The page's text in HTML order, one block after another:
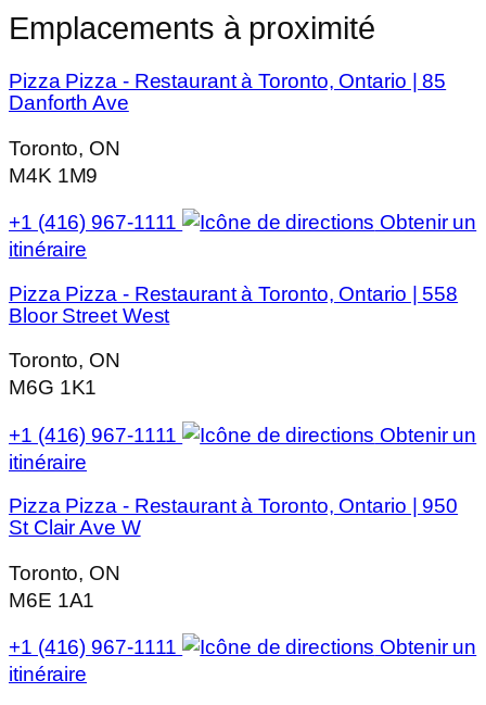
Emplacements à proximité
Pizza Pizza - Restaurant à Toronto, Ontario | 85
Danforth Ave
Toronto, ON
M4K 1M9
+1 (416) 967-1111
Obtenir un
itinéraire
Pizza Pizza - Restaurant à Toronto, Ontario | 558
Bloor Street West
Toronto, ON
M6G 1K1
+1 (416) 967-1111
Obtenir un
itinéraire
Pizza Pizza - Restaurant à Toronto, Ontario | 950
St Clair Ave W
Toronto, ON
M6E 1A1
+1 (416) 967-1111
Obtenir un
itinéraire